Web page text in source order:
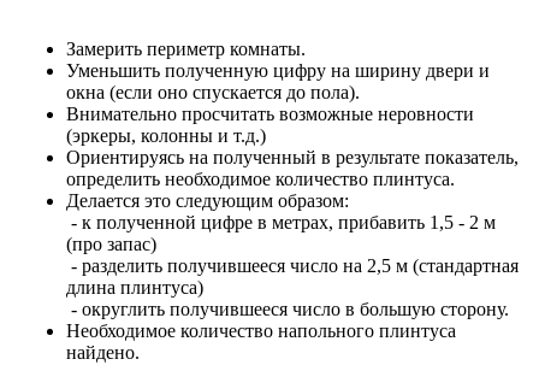
Замерить периметр комнаты.
Уменьшить полученную цифру на ширину двери и
окна (если оно спускается до пола).
Внимательно просчитать возможные неровности
(эркеры, колонны и т.д.)
Ориентируясь на полученный в результате показатель,
определить необходимое количество плинтуса.
Делается это следующим образом:
- к полученной цифре в метрах, прибавить 1,5 - 2 м
(про запас)
- разделить получившееся число на 2,5 м (стандартная
длина плинтуса)
- округлить получившееся число в большую сторону.
Необходимое количество напольного плинтуса
найдено.